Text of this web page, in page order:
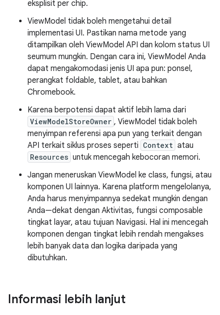
eksplisit per chip.
ViewModel tidak boleh mengetahui detail
implementasi UI. Pastikan nama metode yang
ditampilkan oleh ViewModel API dan kolom status UI
seumum mungkin. Dengan cara ini, ViewModel Anda
dapat mengakomodasi jenis UI apa pun: ponsel,
perangkat foldable, tablet, atau bahkan
Chromebook.
Karena berpotensi dapat aktif lebih lama dari
ViewModelStoreOwner , ViewModel tidak boleh
menyimpan referensi apa pun yang terkait dengan
API terkait siklus proses seperti Context atau
Resources untuk mencegah kebocoran memori.
Jangan meneruskan ViewModel ke class, fungsi, atau
komponen UI lainnya. Karena platform mengelolanya,
Anda harus menyimpannya sedekat mungkin dengan
Anda—dekat dengan Aktivitas, fungsi composable
tingkat layar, atau tujuan Navigasi. Hal ini mencegah
komponen dengan tingkat lebih rendah mengakses
lebih banyak data dan logika daripada yang
dibutuhkan.
Informasi lebih lanjut